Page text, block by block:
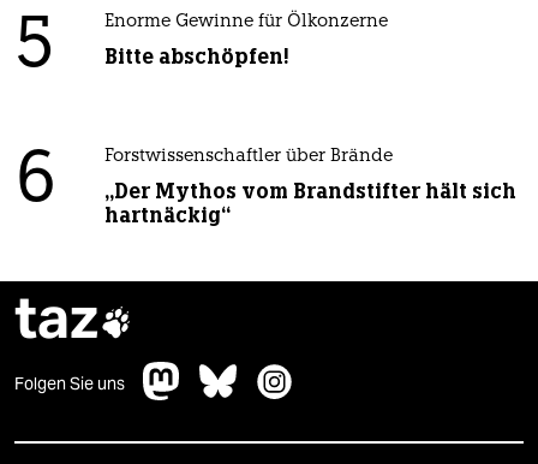
5 Enorme Gewinne für Ölkonzerne
Bitte abschöpfen!
6 Forstwissenschaftler über Brände
„Der Mythos vom Brandstifter hält sich
hartnäckig“
taz
Folgen Sie uns